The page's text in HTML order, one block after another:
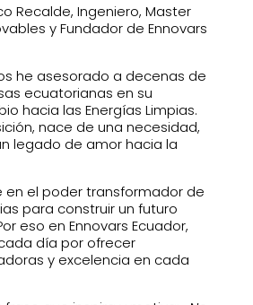
Recalde, Ingeniero, Master
y Fundador de Ennovars
he asesorado a decenas de
ecuatorianas en su
hacia las Energías Limpias.
nace de una necesidad,
legado de amor hacia la
en el poder transformador de
para construir un futuro
eso en Ennovars Ecuador,
día por ofrecer
y excelencia en cada